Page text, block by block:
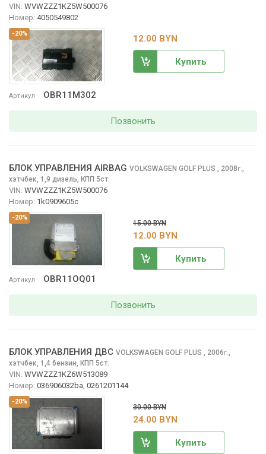
-20%
Артикул OBR11M302
VIN: WVWZZZ1KZ5W500076
Номер: 4050549802
12.00 BYN
Купить
Позвонить
-20%
Артикул OBR11OQ01
БЛОК УПРАВЛЕНИЯ AIRBAG VOLKSWAGEN GOLF PLUS , 2008г.,
хэтчбек, 1,9 дизель, КПП 5ст.
VIN: WVWZZZ1KZ5W500076
Номер: 1k0909605c
15.00 BYN
12.00 BYN
Купить
Позвонить
-20%
БЛОК УПРАВЛЕНИЯ ДВС VOLKSWAGEN GOLF PLUS , 2006г.,
хэтчбек, 1,4 бензин, КПП 5ст.
VIN: WVWZZZ1KZ6W513089
Номер: 036906032ba, 0261201144
30.00 BYN
24.00 BYN
Купить